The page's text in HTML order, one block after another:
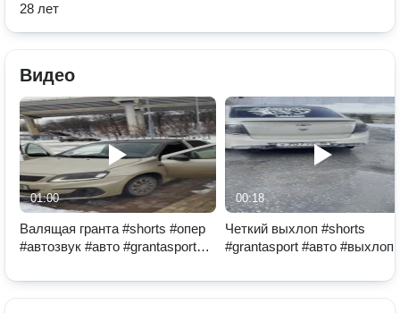
28 лет
Видео
01:00
Валящая гранта #shorts #опер
#автозвук #авто #grantasport
00:18
Четкий выхлоп #shorts
#grantasport #авто #выхлоп